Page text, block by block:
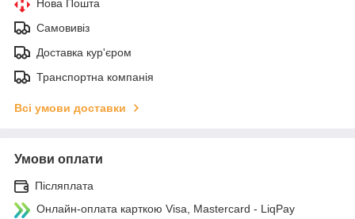
Нова Пошта
Самовивіз
Доставка кур'єром
Транспортна компанія
Всі умови доставки
Умови оплати
Післяплата
Онлайн-оплата карткою Visa, Mastercard - LiqPay